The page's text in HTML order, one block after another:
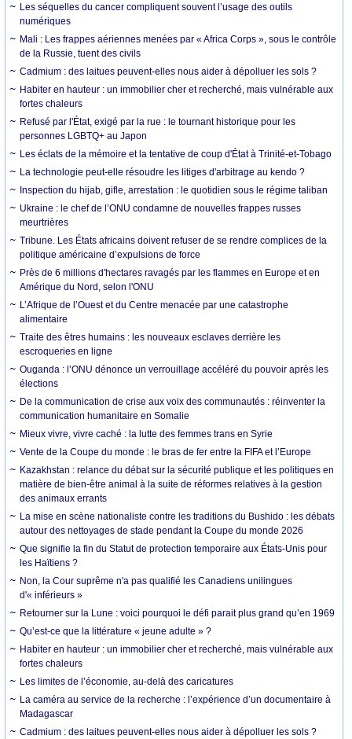
Les séquelles du cancer compliquent souvent l’usage des outils
numériques
Mali : Les frappes aériennes menées par « Africa Corps », sous le contrôle
de la Russie, tuent des civils
Cadmium : des laitues peuvent-elles nous aider à dépolluer les sols ?
Habiter en hauteur : un immobilier cher et recherché, mais vulnérable aux
fortes chaleurs
Refusé par l'État, exigé par la rue : le tournant historique pour les
personnes LGBTQ+ au Japon
Les éclats de la mémoire et la tentative de coup d'État à Trinité-et-Tobago
La technologie peut-elle résoudre les litiges d'arbitrage au kendo ?
Inspection du hijab, gifle, arrestation : le quotidien sous le régime taliban
Ukraine : le chef de l’ONU condamne de nouvelles frappes russes
meurtrières
Tribune. Les États africains doivent refuser de se rendre complices de la
politique américaine d’expulsions de force
Près de 6 millions d'hectares ravagés par les flammes en Europe et en
Amérique du Nord, selon l'ONU
L’Afrique de l’Ouest et du Centre menacée par une catastrophe
alimentaire
Traite des êtres humains : les nouveaux esclaves derrière les
escroqueries en ligne
Ouganda : l’ONU dénonce un verrouillage accéléré du pouvoir après les
élections
De la communication de crise aux voix des communautés : réinventer la
communication humanitaire en Somalie
Mieux vivre, vivre caché : la lutte des femmes trans en Syrie
Vente de la Coupe du monde : le bras de fer entre la FIFA et l’Europe
Kazakhstan : relance du débat sur la sécurité publique et les politiques en
matière de bien-être animal à la suite de réformes relatives à la gestion
des animaux errants
La mise en scène nationaliste contre les traditions du Bushido : les débats
autour des nettoyages de stade pendant la Coupe du monde 2026
Que signifie la fin du Statut de protection temporaire aux États-Unis pour
les Haïtiens ?
Non, la Cour suprême n'a pas qualifié les Canadiens unilingues
d'« inférieurs »
Retourner sur la Lune : voici pourquoi le défi parait plus grand qu’en 1969
Qu’est-ce que la littérature « jeune adulte » ?
Habiter en hauteur : un immobilier cher et recherché, mais vulnérable aux
fortes chaleurs
Les limites de l’économie, au-delà des caricatures
La caméra au service de la recherche : l’expérience d’un documentaire à
Madagascar
Cadmium : des laitues peuvent-elles nous aider à dépolluer les sols ?